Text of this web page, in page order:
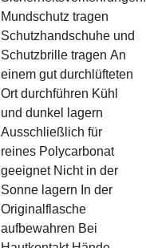
Mundschutz tragen
Schutzhandschuhe und
Schutzbrille tragen An
einem gut durchlüfteten
Ort durchführen Kühl
und dunkel lagern
Ausschließlich für
reines Polycarbonat
geeignet Nicht in der
Sonne lagern In der
Originalflasche
aufbewahren Bei